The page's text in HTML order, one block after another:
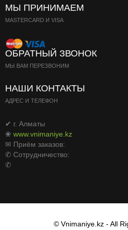
МЫ ПРИНИМАЕМ
MASTERCARD И VISA
ОБРАТНЫЙ ЗВОНОК
МЫ ВАМ ПЕРЕЗВОНИМ
НАШИ КОНТАКТЫ
АДРЕС И ТЕЛЕФОН
✔ г. Алматы
❀ www.vnimaniye.kz
✉ Приём заказов:
✆ Сотрудничество:
✆
© Vnimaniye.kz - All
Паста